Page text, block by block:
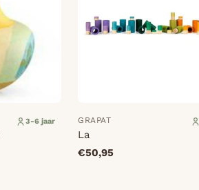
3-6 jaar GRAPAT
La
€50,95